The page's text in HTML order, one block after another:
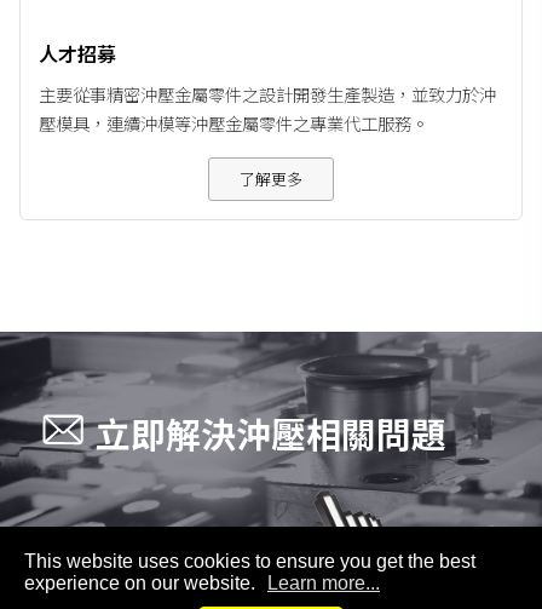
人才招募
主要從事精密沖壓金屬零件之設計開發生產製造，並致力於沖
壓模具，連續沖模等沖壓金屬零件之專業代工服務。
了解更多
立即解決沖壓相關問題
公司資訊：
This website uses cookies to ensure you get the best
experience on our website.
Learn more...